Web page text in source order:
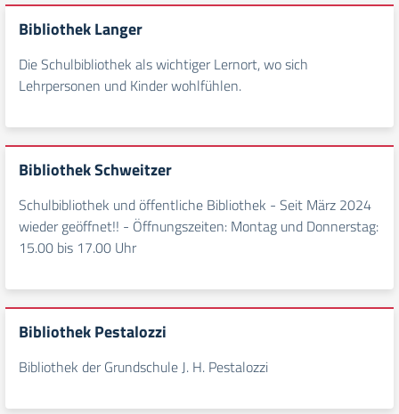
Bibliothek Langer
Die Schulbibliothek als wichtiger Lernort, wo sich
Lehrpersonen und Kinder wohlfühlen.
Bibliothek Schweitzer
Schulbibliothek und öffentliche Bibliothek - Seit März 2024
wieder geöffnet!! - Öffnungszeiten: Montag und Donnerstag:
15.00 bis 17.00 Uhr
Bibliothek Pestalozzi
Bibliothek der Grundschule J. H. Pestalozzi